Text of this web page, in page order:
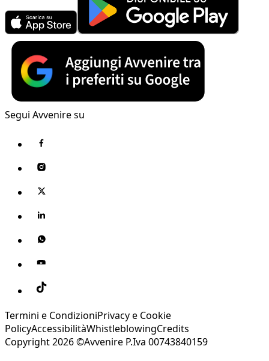
Segui Avvenire su
Termini e CondizioniPrivacy e Cookie
PolicyAccessibilitàWhistleblowingCredits
Copyright 2026 ©Avvenire P.Iva 00743840159